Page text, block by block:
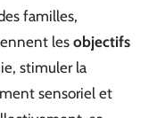
familles,
les objectifs
stimuler la
sensoriel et